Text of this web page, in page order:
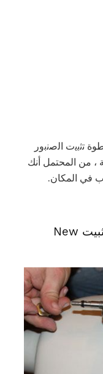
ﺗﺛﺑﯾت اﻟﺻﻧﺑور
، من المحتمل أنك
في المكان.
قم بإزالة الحنفية القديمة ثم قم بتثبيت New